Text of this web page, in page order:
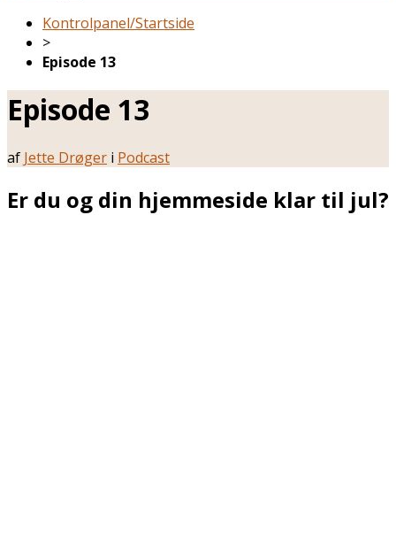
Kontrolpanel/Startside
>
Episode 13
Episode 13
af Jette Drøger i Podcast
Er du og din hjemmeside klar til jul?